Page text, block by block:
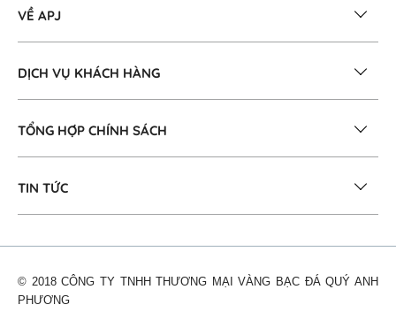
VỀ APJ
DỊCH VỤ KHÁCH HÀNG
TỔNG HỢP CHÍNH SÁCH
TIN TỨC
© 2018 CÔNG TY TNHH THƯƠNG MẠI VÀNG BẠC ĐÁ QUÝ ANH
PHƯƠNG